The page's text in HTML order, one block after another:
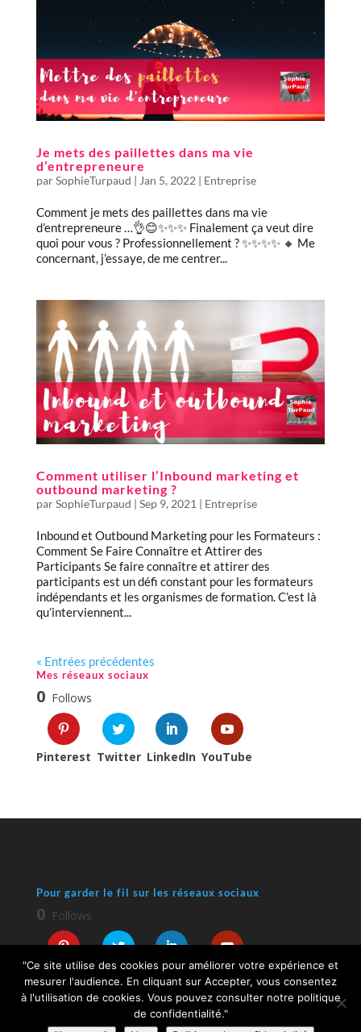
Je mets des paillettes dans ma vie
d’entrepreneure
parSophieTurpaud | Jan 5, 2022 | Entreprise
Comment je mets des paillettes dans ma vie
d’entrepreneure …👌😊✨✨✨ Finalement ça veut dire
quoi pour vous ? Professionnellement ? ✨✨✨✨ 🔸 Me
concernant, j’essaye, de me centrer...
Comment utiliser l’Inbound marketing et
outbound marketing ?
parSophieTurpaud | Sep 9, 2021 | Entreprise
Inbound et Outbound Marketing pour les Formateurs :
Comment Se Faire Connaître et Attirer des
Participants Se faire connaître et attirer des
participants est un défi constant pour les formateurs
indépendants et les organismes de formation. C’est là
qu’interviennent...
« Entrées précédentes
Mes réseaux sociaux
0 Follows
Pinterest Twitter LinkedIn YouTube
Pour garder le fil sur les réseaux sociaux
0 Follows
Pinterest Twitter LinkedIn YouTube
"Ce site utilise des cookies pour améliorer votre expérience et
mesurer l'audience. En cliquant sur Accepter, vous consentez
à l'utilisation de cookies. Vous pouvez consulter notre politique
de confidentialité."